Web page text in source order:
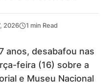
2026 1 min Read
anos, desabafou nas
feira (16) sobre a
e Museu Nacional